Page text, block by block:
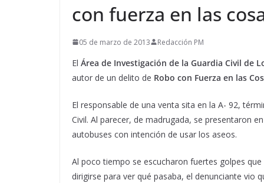
con fuerza en las
05 de marzo de 2013 Redacción PM
El Área de Investigación de la Guardia Civil de
autor de un delito de Robo con Fuerza en las
El responsable de una venta sita en la A- 92,
Civil. Al parecer, de madrugada, se presentaron
autobuses con intención de usar los aseos.
Al poco tiempo se escucharon fuertes golpes
dirigirse para ver qué pasaba, el denunciante vio